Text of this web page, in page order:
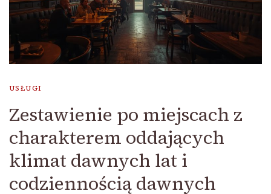
USŁUGI
Zestawienie po miejscach z
charakterem oddających
klimat dawnych lat i
codziennością dawnych